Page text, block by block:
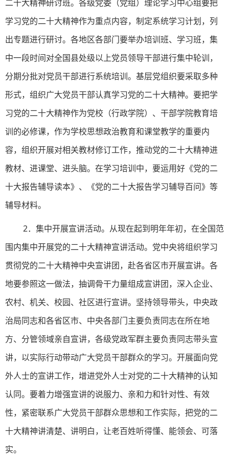
二十大精神研讨班。各级党委（党组）理论学习中心组要把
学习党的二十大精神作为重点内容，制定系统学习计划，列
出专题进行研讨。各地区各部门要举办培训班、学习班，集
中一段时间对全国县处级以上党员领导干部进行集中轮训，
分期分批对党员干部进行系统培训。基层党组织要采取多种
形式，组织广大党员干部认真学习党的二十大精神。要把学
习党的二十大精神作为党校（行政学院）、干部学院教育培
训的必修课，作为学校思想政治教育和课堂教学的重要内
容，组织开展对相关教材修订工作，推动党的二十大精神进
教材、进课堂、进头脑。在学习培训中，要运用好《党的二
十大报告辅导读本》、《党的二十大报告学习辅导百问》等
辅导材料。
2．集中开展宣讲活动。从现在起到明年年初，在全国范
围内集中开展党的二十大精神宣讲活动。党中央将组织学习
贯彻党的二十大精神中央宣讲团，赴各省区市开展宣讲。各
地要参照这一做法，抽调骨干力量组成宣讲团，深入企业、
农村、机关、校园、社区进行宣讲。坚持领导带头，中央政
治局同志和各省区市、中央各部门主要负责同志在所在地
方、分管领域亲自宣讲，各级党政军群主要负责同志带头宣
讲，以实际行动带动广大党员干部群众的学习。开展面向党
外人士的宣讲工作，增进党外人士对党的二十大精神的认知
认同。要着力增强宣讲的说服力、亲和力和针对性、有效
性，紧密联系广大党员干部群众思想和工作实际，把党的二
十大精神讲清楚、讲明白，让老百姓听得懂、能领会、可落
实。